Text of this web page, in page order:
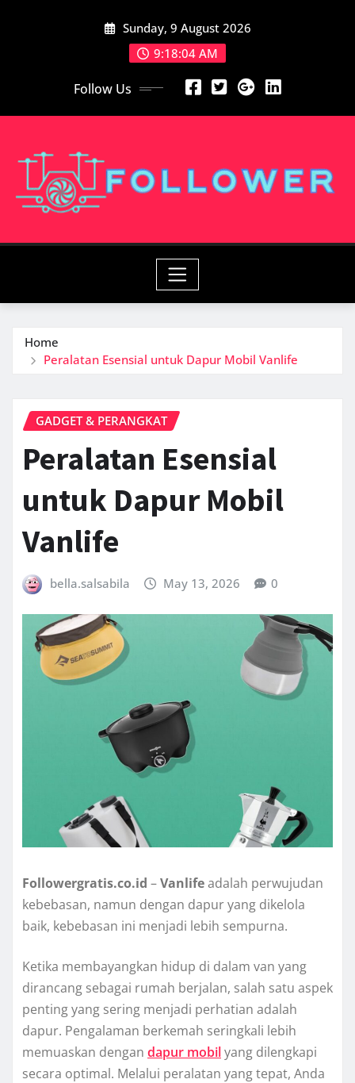
Sunday, 9 August 2026
9:18:06 AM
Follow Us
Home
Peralatan Esensial untuk Dapur Mobil Vanlife
GADGET & PERANGKAT
Peralatan Esensial
untuk Dapur Mobil
Vanlife
bella.salsabila May 13, 2026 0
Followergratis.co.id –Vanlifeadalah perwujudan
kebebasan, namun dengan dapur yang dikelola
baik, kebebasan ini menjadi lebih sempurna.
Ketika membayangkan hidup di dalam van yang
dirancang sebagai rumah berjalan, salah satu aspek
penting yang sering menjadi perhatian adalah
dapur. Pengalaman berkemah seringkali lebih
memuaskan dengan dapur mobilyang dilengkapi
secara optimal. Melalui peralatan yang tepat, Anda